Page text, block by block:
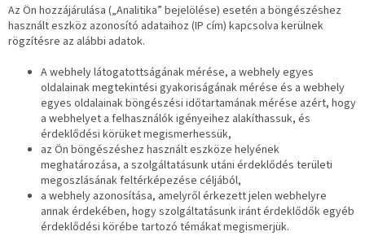
Az Ön hozzájárulása („Analitika” bejelölése) esetén a böngészéshez
használt eszköz azonosító adataihoz (IP cím) kapcsolva kerülnek
rögzítésre az alábbi adatok.
A webhely látogatottságának mérése, a webhely egyes
oldalainak megtekintési gyakoriságának mérése és a webhely
egyes oldalainak böngészési időtartamának mérése azért, hogy
a webhelyet a felhasználók igényeihez alakíthassuk, és
érdeklődési körüket megismerhessük,
az Ön böngészéshez használt eszköze helyének
meghatározása, a szolgáltatásunk utáni érdeklődés területi
megoszlásának feltérképezése céljából,
a webhely azonosítása, amelyről érkezett jelen webhelyre
annak érdekében, hogy szolgáltatásunk iránt érdeklődők egyéb
érdeklődési körébe tartozó témákat megismerjük.